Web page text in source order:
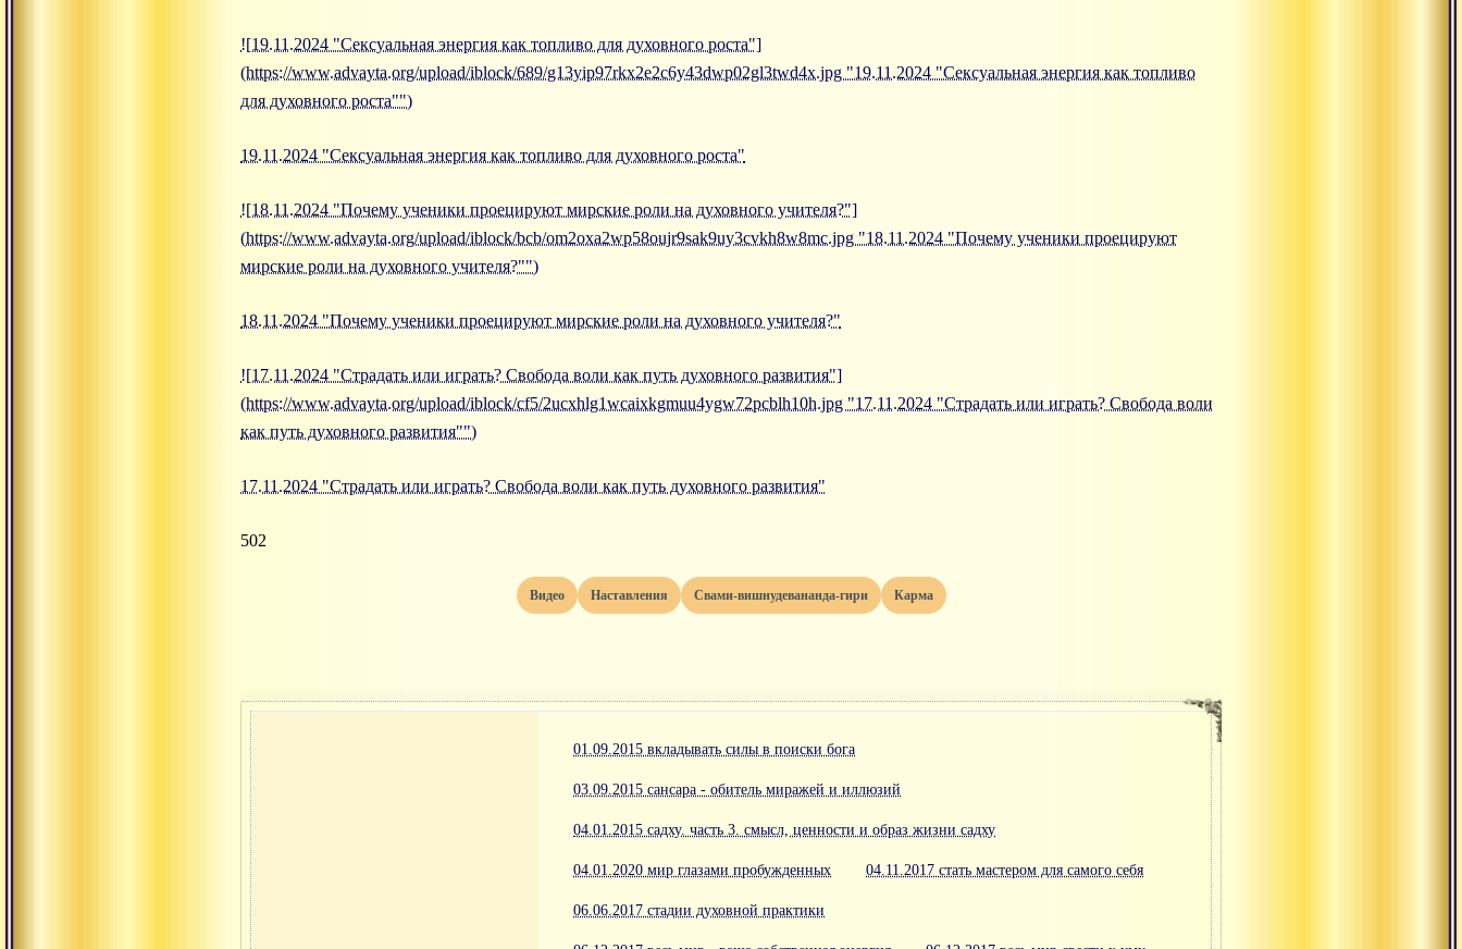
![19.11.2024 "Сексуальная энергия как топливо для духовного роста"]
(https://www.advayta.org/upload/iblock/689/g13yip97rkx2e2c6y43dwp02gl3twd4x.jpg "19.11.2024 "Сексуальная энергия как топливо
для духовного роста"")
19.11.2024 "Сексуальная энергия как топливо для духовного роста"
![18.11.2024 "Почему ученики проецируют мирские роли на духовного учителя?"]
(https://www.advayta.org/upload/iblock/bcb/om2oxa2wp58oujr9sak9uy3cvkh8w8mc.jpg "18.11.2024 "Почему ученики проецируют
мирские роли на духовного учителя?"")
18.11.2024 "Почему ученики проецируют мирские роли на духовного учителя?"
![17.11.2024 "Страдать или играть? Свобода воли как путь духовного развития"]
(https://www.advayta.org/upload/iblock/cf5/2ucxhlg1wcaixkgmuu4ygw72pcblh10h.jpg "17.11.2024 "Страдать или играть? Свобода воли
как путь духовного развития"")
17.11.2024 "Страдать или играть? Свобода воли как путь духовного развития"
502
Видео Наставления Свами-вишнудевананда-гири Карма
01.09.2015 вкладывать силы в поиски бога
03.09.2015 сансара - обитель миражей и иллюзий
04.01.2015 садху. часть 3. смысл, ценности и образ жизни садху
04.01.2020 мир глазами пробужденных 04.11.2017 стать мастером для самого себя
06.06.2017 стадии духовной практики